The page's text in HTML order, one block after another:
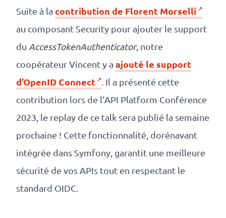
Suite à la contribution de Florent Morselli
au composant Security pour ajouter le support
du AccessTokenAuthenticator, notre
coopérateur Vincent y a ajouté le support
d’OpenID Connect
. Il a présenté cette
contribution lors de l’API Platform Conférence
2023, le replay de ce talk sera publié la semaine
prochaine ! Cette fonctionnalité, dorénavant
intégrée dans Symfony, garantit une meilleure
sécurité de vos APIs tout en respectant le
standard OIDC.